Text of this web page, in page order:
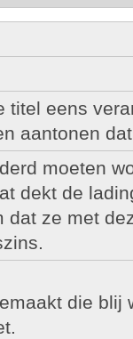
titel eens
aantonen
moeten
dekt de
dat ze met
die blij